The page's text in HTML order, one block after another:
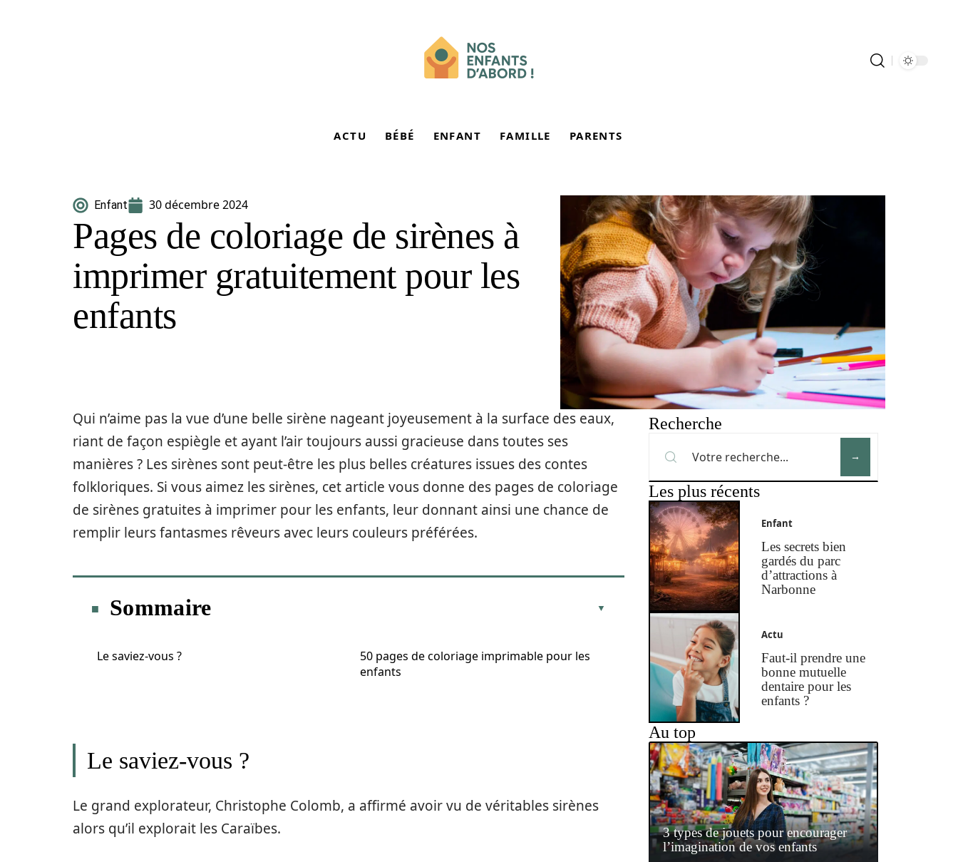
ACTU BÉBÉ ENFANT FAMILLE PARENTS
Enfant 30 décembre 2024
Pages de coloriage de sirènes à
imprimer gratuitement pour les
enfants
Qui n’aime pas la vue d’une belle sirène nageant joyeusement à la surface des eaux,
riant de façon espiègle et ayant l’air toujours aussi gracieuse dans toutes ses
manières ? Les sirènes sont peut-être les plus belles créatures issues des contes
folkloriques. Si vous aimez les sirènes, cet article vous donne des pages de coloriage
de sirènes gratuites à imprimer pour les enfants, leur donnant ainsi une chance de
remplir leurs fantasmes rêveurs avec leurs couleurs préférées.
Sommaire
Le saviez-vous ?
50 pages de coloriage imprimable pour les
enfants
Le saviez-vous ?
Le grand explorateur, Christophe Colomb, a affirmé avoir vu de véritables sirènes
alors qu’il explorait les Caraïbes.
Recherche
Les plus récents
Enfant
Les secrets bien
gardés du parc
d’attractions à
Narbonne
Actu
Faut-il prendre une
bonne mutuelle
dentaire pour les
enfants ?
Au top
3 types de jouets pour encourager
l’imagination de vos enfants